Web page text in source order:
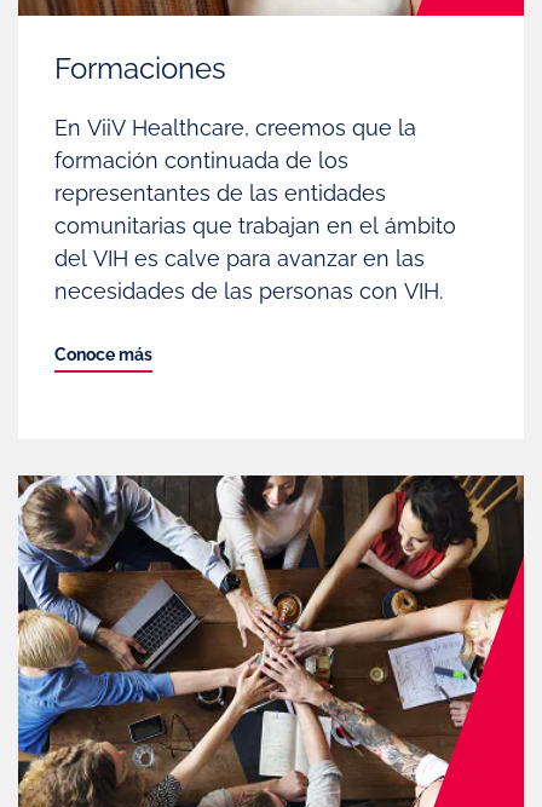
Formaciones
En ViiV Healthcare, creemos que la
formación continuada de los
representantes de las entidades
comunitarias que trabajan en el ámbito
del VIH es calve para avanzar en las
necesidades de las personas con VIH.
Conoce más